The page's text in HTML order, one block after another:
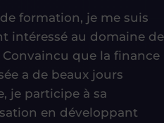
formation, je me suis
intéressé au domaine de
Convaincu que la finance
a de beaux jours
je participe à sa
en développant